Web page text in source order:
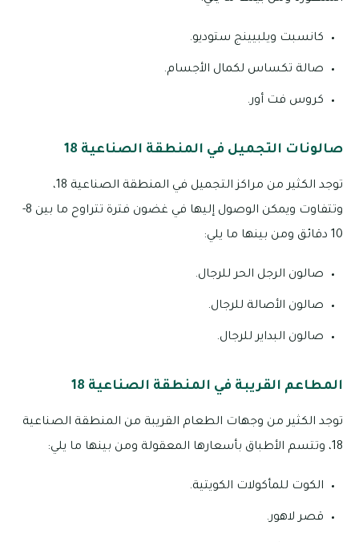
كانسبت ويلبيينج ستوديو.
صالة تكساس لكمال الأجسام.
كروس فت أور.
صالونات التجميل في المنطقة الصناعية 18
توجد الكثير من مراكز التجميل في المنطقة الصناعية 18،
وتتفاوت ويمكن الوصول إليها في غضون فترة تتراوح ما بين 8-
10 دقائق ومن بينها ما يلي:
صالون الرجل الحر للرجال.
صالون الأصالة للرجال.
صالون البداير للرجال.
المطاعم القريبة في المنطقة الصناعية 18
توجد الكثير من وجهات الطعام القريبة من المنطقة الصناعية
18، وتتسم الأطباق بأسعارها المعقولة ومن بينها ما يلي:
الكوت للمأكولات الكويتية.
قصر لاهور.